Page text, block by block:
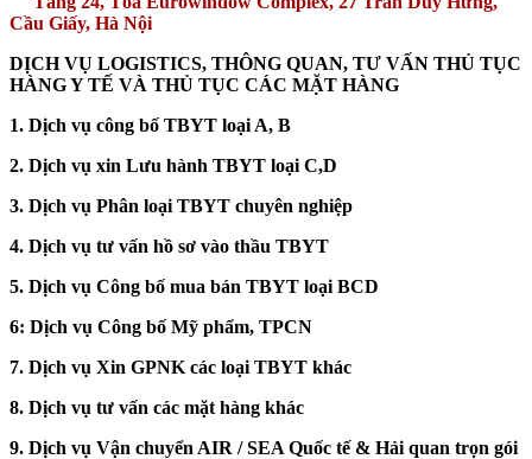
Cầu Giấy, Hà Nội
DỊCH VỤ LOGISTICS, THÔNG QUAN, TƯ VẤN THỦ TỤC
HÀNG Y TẾ VÀ THỦ TỤC CÁC MẶT HÀNG
1. Dịch vụ công bố TBYT loại A, B
2. Dịch vụ xin Lưu hành TBYT loại C,D
3. Dịch vụ Phân loại TBYT chuyên nghiệp
4. Dịch vụ tư vấn hồ sơ vào thầu TBYT
5. Dịch vụ Công bố mua bán TBYT loại BCD
6: Dịch vụ Công bố Mỹ phẩm, TPCN
7. Dịch vụ Xin GPNK các loại TBYT khác
8. Dịch vụ tư vấn các mặt hàng khác
9. Dịch vụ Vận chuyển AIR / SEA Quốc tế & Hải quan trọn gói